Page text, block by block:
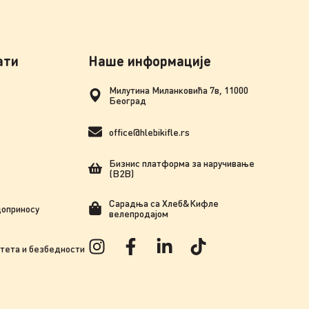
и безбедности
Наше информације
Милутина Миланковића 7в, 11000
Београд
office@hlebikifle.rs
Бизнис платформа за наручивање
(B2B)
Сарадња сa Хлеб&Кифле
велепродајом